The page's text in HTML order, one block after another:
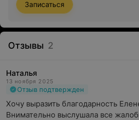
Записаться
Отзывы 2
Наталья
13 ноября 2025
Отзыв подтвержден
Хочу выразить благодарность
Внимательно выслушала все